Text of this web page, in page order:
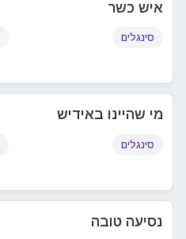
איש כשר
סינגלים
מי שהיינו באידיש
סינגלים
נסיעה טובה